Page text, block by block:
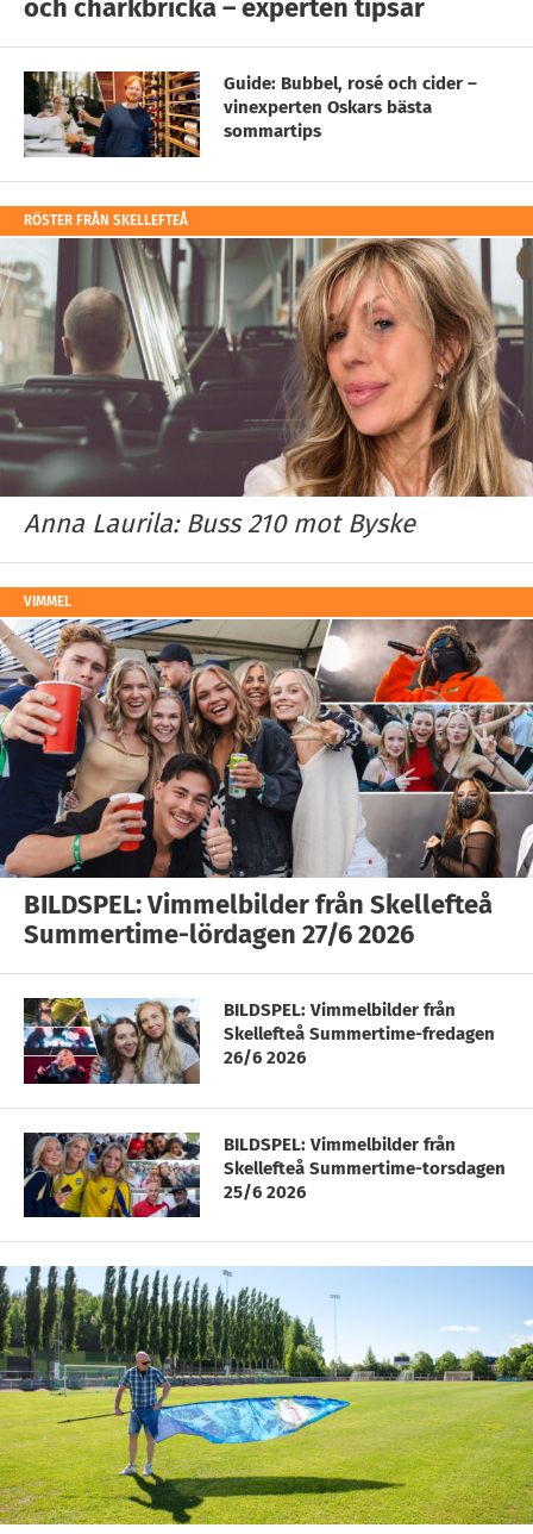
och charkbricka – experten tipsar
Guide: Bubbel, rosé och cider –
vinexperten Oskars bästa
sommartips
RÖSTER FRÅN SKELLEFTEÅ
Anna Laurila: Buss 210 mot Byske
VIMMEL
BILDSPEL: Vimmelbilder från Skellefteå
Summertime-lördagen 27/6 2026
BILDSPEL: Vimmelbilder från
Skellefteå Summertime-fredagen
26/6 2026
BILDSPEL: Vimmelbilder från
Skellefteå Summertime-torsdagen
25/6 2026